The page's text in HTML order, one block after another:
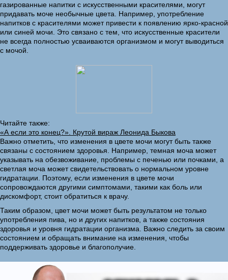
газированные напитки с искусственными красителями, могут
придавать моче необычные цвета. Например, употребление
напитков с красителями может привести к появлению ярко-красной
или синей мочи. Это связано с тем, что искусственные красители
не всегда полностью усваиваются организмом и могут выводиться
с мочой.
Читайте также:
«А если это конец?». Крутой вираж Леонида Быкова
Важно отметить, что изменения в цвете мочи могут быть также
связаны с состоянием здоровья. Например, темная моча может
указывать на обезвоживание, проблемы с печенью или почками, а
светлая моча может свидетельствовать о нормальном уровне
гидратации. Поэтому, если изменения в цвете мочи
сопровождаются другими симптомами, такими как боль или
дискомфорт, стоит обратиться к врачу.
Таким образом, цвет мочи может быть результатом не только
употребления пива, но и других напитков, а также состояния
здоровья и уровня гидратации организма. Важно следить за своим
состоянием и обращать внимание на изменения, чтобы
поддерживать здоровье и благополучие.